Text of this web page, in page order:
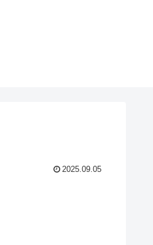
2025.09.05